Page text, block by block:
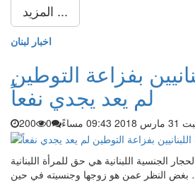
المزيد ...
اخبار لبنان
بفزاعة التوطين
لم يعد يجدي نفعاً
09:43 مساءً 0
200
الجنسية اللبنانية هي حق للمرأة اللبنانية
بغض النظر عمن هو زوجها وجنسيته في حين … The post ترهيب